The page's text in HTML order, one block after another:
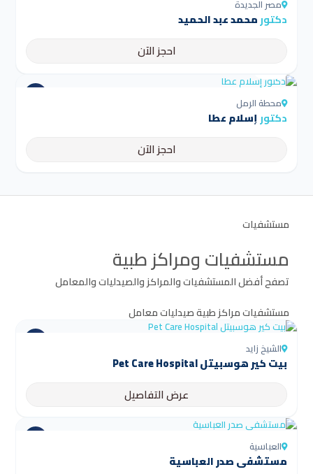
مصر الجديدة
دكتورمحمد عبد الحميد
احجز الآن
محطة الرمل
دكتورإسلام عطا
احجز الآن
مستشفيات
مستشفيات ومراكز طبية
تصفح أفضل المستشفيات والمراكز والصيدليات والمعامل
مستشفياتمراكز طبيةصيدلياتمعامل
الشيخ زايد
بيت كير هوسبيتل Pet Care Hospital
عرض التفاصيل
العباسية
مستشفى صدر العباسية